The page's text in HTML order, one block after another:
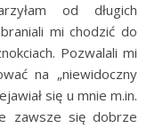
mi chodzić do
Pozwalali mi
na „niewidoczny
się u mnie m.in.
zawsze się dobrze